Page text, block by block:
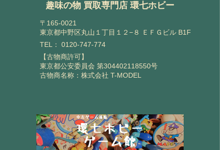
趣味の物 買取専門店 環七ホビー
〒165-0021
東京都中野区丸山１丁目１２−８ ＥＦＧビル B1F
TEL： 0120-747-774
【古物商許可】
東京都公安委員会 第304402118550号
古物商名称：株式会社 T-MODEL